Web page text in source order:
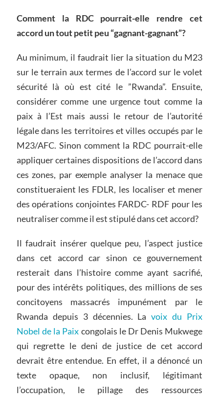
Comment la RDC pourrait-elle rendre cet
accord un tout petit peu “gagnant-gagnant”?
Au minimum, il faudrait lier la situation du M23
sur le terrain aux termes de l’accord sur le volet
sécurité là où est cité le ”Rwanda”. Ensuite,
considérer comme une urgence tout comme la
paix à l’Est mais aussi le retour de l’autorité
légale dans les territoires et villes occupés par le
M23/AFC. Sinon comment la RDC pourrait-elle
appliquer certaines dispositions de l’accord dans
ces zones, par exemple analyser la menace que
constitueraient les FDLR, les localiser et mener
des opérations conjointes FARDC- RDF pour les
neutraliser comme il est stipulé dans cet accord?
Il faudrait insérer quelque peu, l’aspect justice
dans cet accord car sinon ce gouvernement
resterait dans l’histoire comme ayant sacrifié,
pour des intérêts politiques, des millions de ses
concitoyens massacrés impunément par le
Rwanda depuis 3 décennies. Lavoix du Prix
Nobel de la Paix congolais le Dr Denis Mukwege
qui regrette le deni de justice de cet accord
devrait être entendue. En effet, il a dénoncé un
texte opaque, non inclusif, légitimant
l’occupation, le pillage des ressources